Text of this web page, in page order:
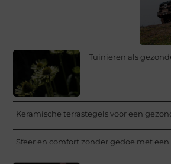
Tuinieren als
Keramische terrastegels voor een
Sfeer en comfort zonder gedoe met